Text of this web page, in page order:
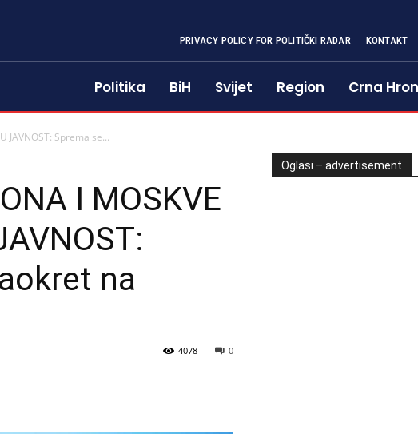
PRIVACY POLICY FOR POLITIČKI RADAR KONTAKT
Politika BiH Svijet Region Crna
JAVNOST: Sprema se...
I MOSKVE
na
0
4078
Oglasi – advertisement